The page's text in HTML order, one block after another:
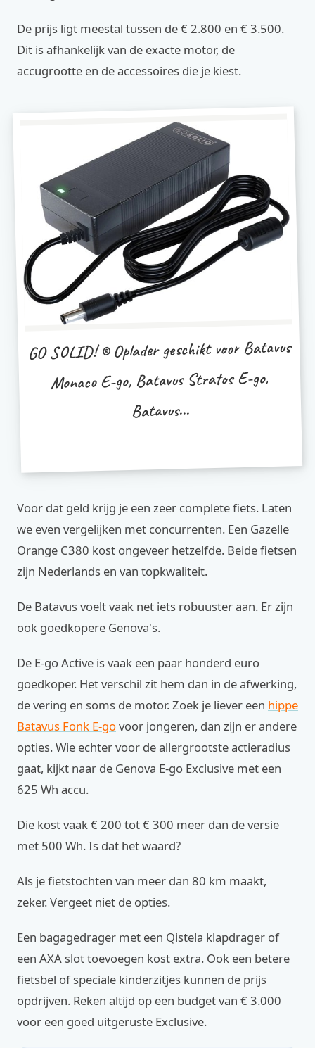
De prijs ligt meestal tussen de € 2.800 en € 3.500.
Dit is afhankelijk van de exacte motor, de
accugrootte en de accessoires die je kiest.
GO SOLID! ® Oplader geschikt voor Batavus
Monaco E-go, Batavus Stratos E-go,
Batavus...
Voor dat geld krijg je een zeer complete fiets. Laten
we even vergelijken met concurrenten. Een Gazelle
Orange C380 kost ongeveer hetzelfde. Beide fietsen
zijn Nederlands en van topkwaliteit.
De Batavus voelt vaak net iets robuuster aan. Er zijn
ook goedkopere Genova's.
De E-go Active is vaak een paar honderd euro
goedkoper. Het verschil zit hem dan in de afwerking,
de vering en soms de motor. Zoek je liever een hippe
Batavus Fonk E-govoor jongeren, dan zijn er andere
opties. Wie echter voor de allergrootste actieradius
gaat, kijkt naar de Genova E-go Exclusive met een
625 Wh accu.
Die kost vaak € 200 tot € 300 meer dan de versie
met 500 Wh. Is dat het waard?
Als je fietstochten van meer dan 80 km maakt,
zeker. Vergeet niet de opties.
Een bagagedrager met een Qistela klapdrager of
een AXA slot toevoegen kost extra. Ook een betere
fietsbel of speciale kinderzitjes kunnen de prijs
opdrijven. Reken altijd op een budget van € 3.000
voor een goed uitgeruste Exclusive.